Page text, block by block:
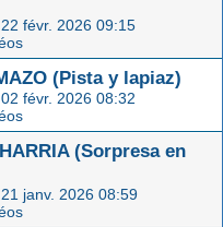
22 févr. 2026 09:15
(Pista y lapiaz)
02 févr. 2026 08:32
(Sorpresa en
21 janv. 2026 08:59